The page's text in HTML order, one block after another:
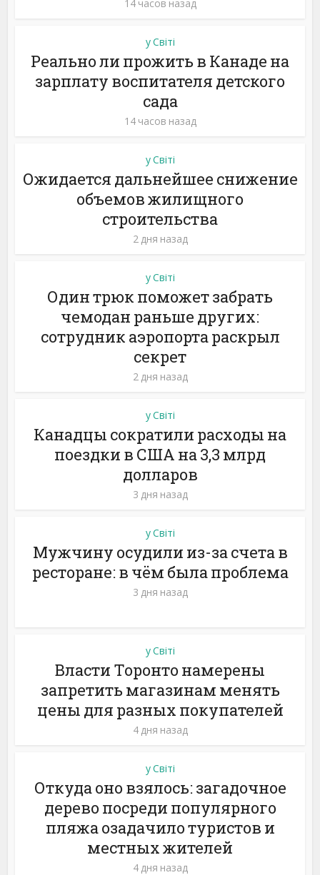
14 часов назад
у Світі
Реально ли прожить в Канаде на
зарплату воспитателя детского
сада
14 часов назад
у Світі
Ожидается дальнейшее снижение
объемов жилищного
строительства
2 дня назад
у Світі
Один трюк поможет забрать
чемодан раньше других:
сотрудник аэропорта раскрыл
секрет
2 дня назад
у Світі
Канадцы сократили расходы на
поездки в США на 3,3 млрд
долларов
3 дня назад
у Світі
Мужчину осудили из-за счета в
ресторане: в чём была проблема
3 дня назад
у Світі
Власти Торонто намерены
запретить магазинам менять
цены для разных покупателей
4 дня назад
у Світі
Откуда оно взялось: загадочное
дерево посреди популярного
пляжа озадачило туристов и
местных жителей
4 дня назад